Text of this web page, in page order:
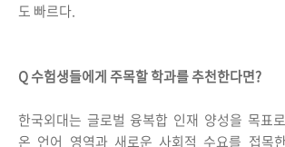
도 빠르다.
Q 수험생들에게 주목할 학과를 추천한다면?
한국외대는 글로벌 융복합 인재 양성을 목표
온 언어 영역과 새로운 사회적 수요를 접목